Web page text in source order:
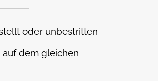
oder unbestritten
auf dem gleichen